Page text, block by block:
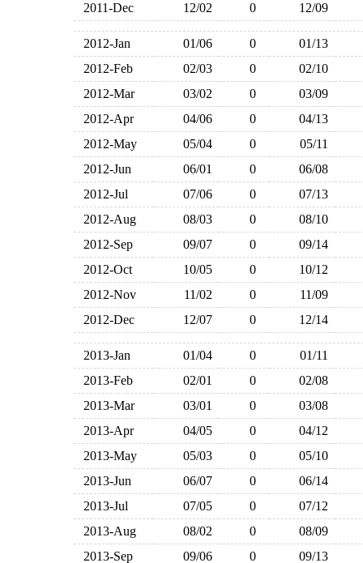
2011-Dec
12/02 0 12/09
2012-Jan 01/06 0
01/13
2012-Feb
02/03 0
02/10
2012-Mar
03/02 0
03/09
2012-Apr
04/06 0
04/13
2012-May
05/04 0
05/11
2012-Jun
06/01 0
06/08
2012-Jul
07/06 0
07/13
2012-Aug
08/03 0
08/10
2012-Sep
09/07 0
09/14
2012-Oct
10/05 0
10/12
2012-Nov
11/02 0
11/09
2012-Dec
12/07 0 12/14
2013-Jan 01/04 0
01/11
2013-Feb
02/01 0
02/08
2013-Mar
03/01 0
03/08
2013-Apr
04/05 0
04/12
2013-May
05/03 0
05/10
2013-Jun
06/07 0
06/14
2013-Jul
07/05 0
07/12
2013-Aug
08/02 0
08/09
2013-Sep
09/06 0
09/13